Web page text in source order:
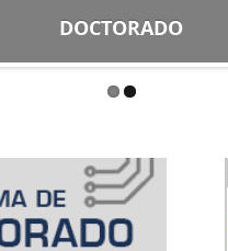
DOCTORADO